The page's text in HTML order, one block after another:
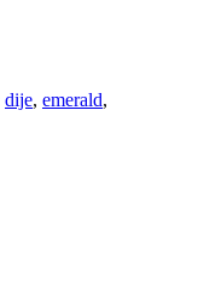
dije, emerald,